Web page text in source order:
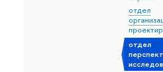
отдел
отдел